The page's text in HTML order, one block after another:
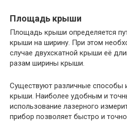
Площадь крыши
Площадь крыши определяется
крыши на ширину. При этом
случае двухскатной крыши её
разам ширины крыши.
Существуют различные способы
крыши. Наиболее удобным и
использование лазерного
прибор позволяет быстро и